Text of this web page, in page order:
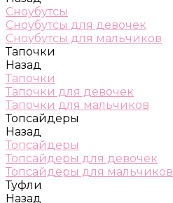
Сноубутсы
Сноубутсы для девочек
Сноубутсы для мальчиков
Тапочки
Назад
Тапочки
Тапочки для девочек
Тапочки для мальчиков
Топсайдеры
Назад
Топсайдеры
Топсайдеры для девочек
Топсайдеры для мальчиков
Туфли
Назад